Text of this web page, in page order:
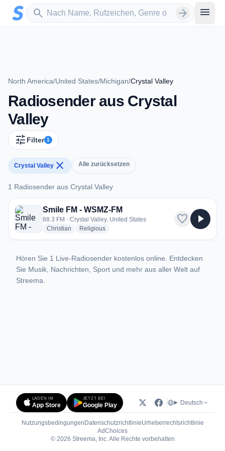
Zum Hauptinhalt springen
search
Sender suchen arrow_forward menu
North America/United States/Michigan/Crystal Valley
Radiosender aus Crystal
Valley
tune Filter 1
Crystal Valley close Alle zurücksetzen
1 Radiosender aus Crystal Valley
1 Radiosender aus Crystal Valley
Smile FM - WSMZ-FM
88.3 FM · Crystal Valley, United States
Christian radio stations
Religiousradio stations
favorite play_arrow
Hören Sie 1 Live-Radiosender kostenlos online. Entdecken
Sie Musik, Nachrichten, Sport und mehr aus aller Welt auf
Streema.
LADEN IM
App Store
JETZT BEI
Google Play Deutsch
Nutzungsbedingungen DatenschutzrichtlinieUrheberrechtsrichtlinie
AdChoices(öffnet in neuem Tab)
© 2026 Streema, Inc. Alle Rechte vorbehalten